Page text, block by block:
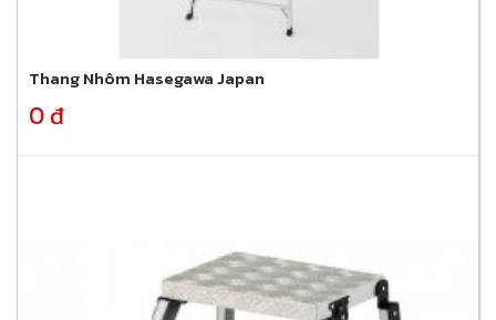
Thang Nhôm Hasegawa Japan
0 đ